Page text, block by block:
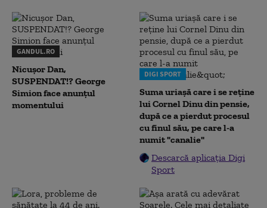
GANDUL.RO
Nicușor Dan,
SUSPENDAT!? George
Simion face anunțul
momentului
DIGI SPORT
Suma uriașă care i se reține
lui Cornel Dinu din pensie,
după ce a pierdut procesul
cu finul său, pe care l-a
numit "canalie"
Descarcă aplicația Digi
Sport